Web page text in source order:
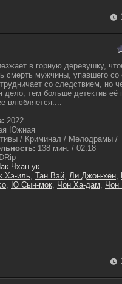
в горную деревушку,
смерть мужчины, упавшего
со следствием, но
дело, тем больше детектив её
влюбляется....
2022
Южная
/ Криминал / Мелодрамы /
138 мин. / 02:18
Чхан-ук
Хэ-иль, Тан Вэй, Ли Джон-хён,
, Ю Сын-мок, Чон Ха-дам, Чон